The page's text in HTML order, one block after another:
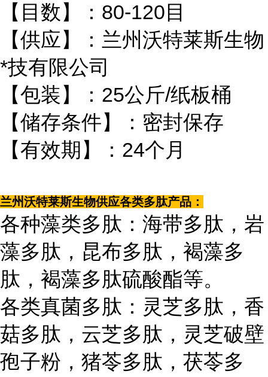
【目数】：80-120目
【供应】：兰州沃特莱斯生物
*技有限公司
【包装】：25公斤/纸板桶
【储存条件】：密封保存
【有效期】：24个月
兰州沃特莱斯生物供应各类多肽产品：
各种藻类多肽：海带多肽，岩
藻多肽，昆布多肽，褐藻多
肽，褐藻多肽硫酸酯等。
各类真菌多肽：灵芝多肽，香
菇多肽，云芝多肽，灵芝破壁
孢子粉，猪苓多肽，茯苓多